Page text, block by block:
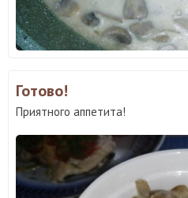
Готово!
Приятного аппетита!